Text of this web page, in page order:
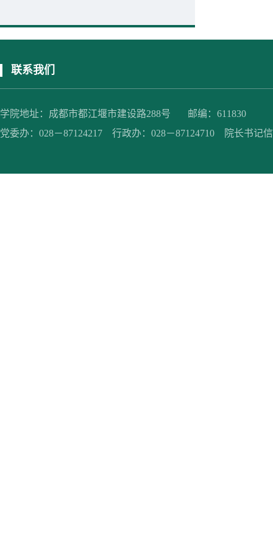
联系我们
学院地址：成都市都江堰市建设路288号 邮编：611830
党委办：028－87124217 行政办：028－87124710 院长书记信